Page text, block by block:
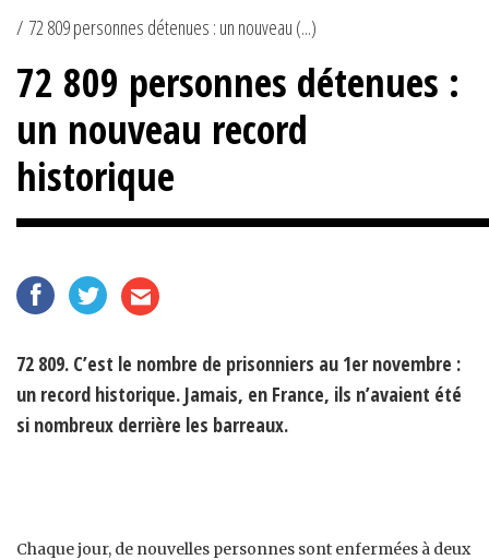
72 809 personnes détenues : un nouveau (...)
72 809 personnes détenues :
un nouveau record
historique
72 809. C’est le nombre de prisonniers au 1er novembre :
un record historique. Jamais, en France, ils n’avaient été
si nombreux derrière les barreaux.
Chaque jour, de nouvelles personnes sont enfermées à deux